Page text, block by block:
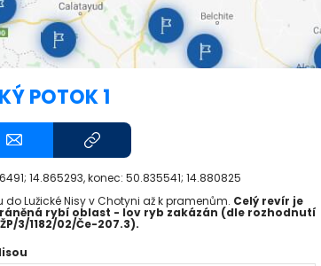
POTOK 1
14.865293, konec: 50.835541; 14.880825
do Lužické Nisy v Chotyni až k pramenům. Celý revír je
rybí oblast - lov ryb zakázán (dle rozhodnutí
3/1182/02/Če-207.3).